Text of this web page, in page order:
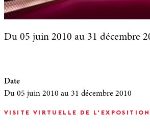
Du 05 juin 2010 au 31 décembre
Date
Du 05 juin 2010 au 31 décembre 2010
VISITE VIRTUELLE DE L'EXPOSITION